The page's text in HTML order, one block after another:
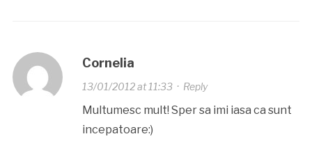
Cornelia
13/01/2012 at 11:33· Reply
Multumesc mult! Sper sa imi iasa ca sunt
incepatoare:)